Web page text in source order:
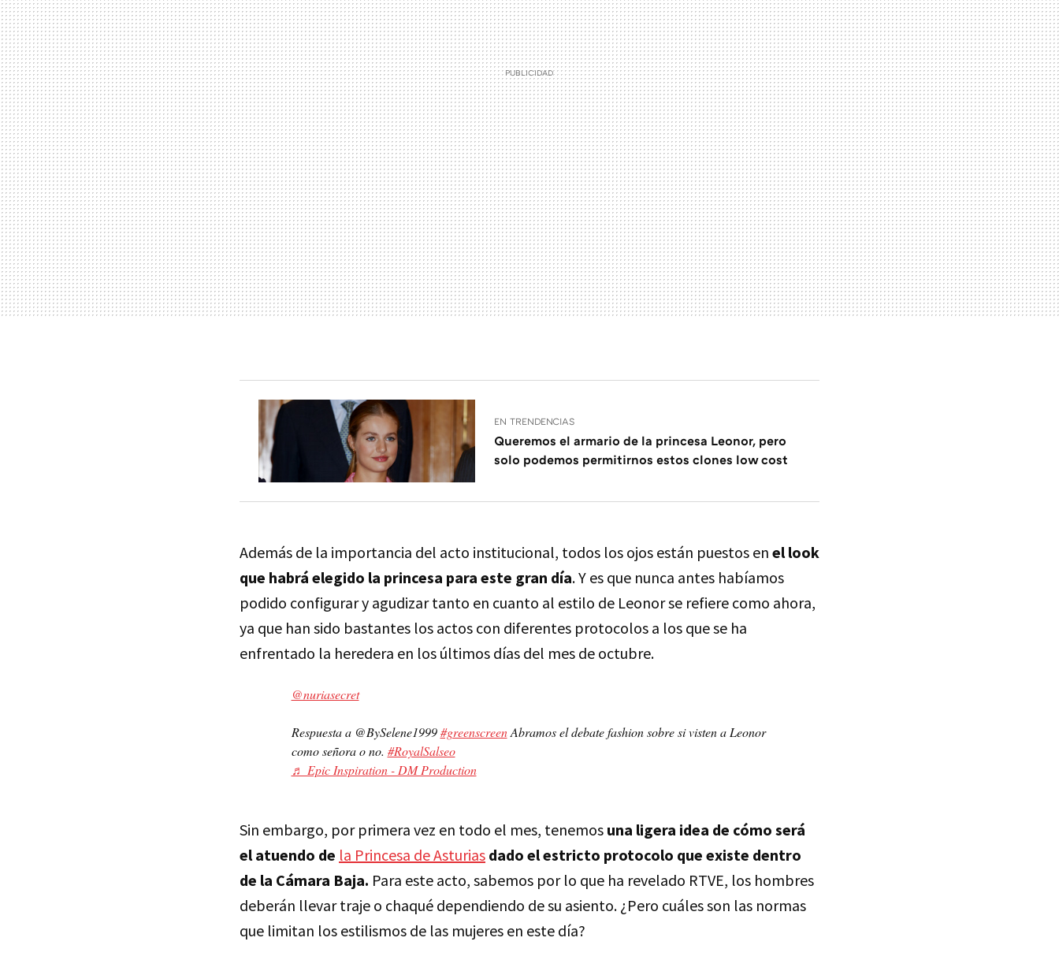
EN TRENDENCIAS
Queremos el armario de la princesa Leonor, pero
solo podemos permitirnos estos clones low cost
Además de la importancia del acto institucional, todos los ojos están puestos en el look
que habrá elegido la princesa para este gran día. Y es que nunca antes habíamos
podido configurar y agudizar tanto en cuanto al estilo de Leonor se refiere como ahora,
ya que han sido bastantes los actos con diferentes protocolos a los que se ha
enfrentado la heredera en los últimos días del mes de octubre.
@nuriasecret
Respuesta a @BySelene1999#greenscreenAbramos el debate fashion sobre si visten a Leonor
como señora o no. #RoyalSalseo
♬ Epic Inspiration - DM Production
Sin embargo, por primera vez en todo el mes, tenemos una ligera idea de cómo será
el atuendo de la Princesa de Asturias dado el estricto protocolo que existe dentro
de la Cámara Baja. Para este acto, sabemos por lo que ha revelado RTVE, los hombres
deberán llevar traje o chaqué dependiendo de su asiento. ¿Pero cuáles son las normas
que limitan los estilismos de las mujeres en este día?